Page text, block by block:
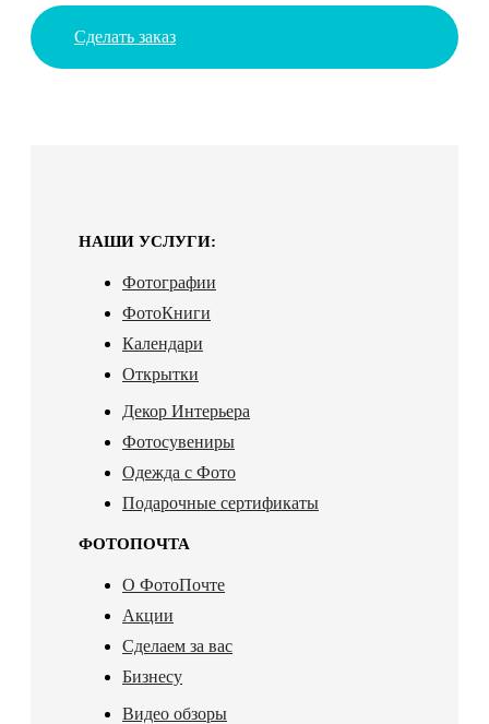
Сделать заказ
НАШИ УСЛУГИ:
Фотографии
ФотоКниги
Календари
Открытки
Декор Интерьера
Фотосувениры
Одежда с Фото
Подарочные сертификаты
ФОТОПОЧТА
О ФотоПочте
Акции
Сделаем за вас
Бизнесу
Видео обзоры